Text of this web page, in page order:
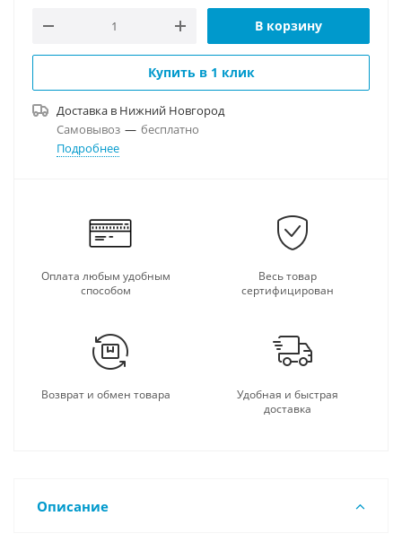
В корзину
Купить в 1 клик
Доставка в Нижний Новгород
Самовывоз — бесплатно
Подробнее
Оплата любым удобным
способом
Весь товар
сертифицирован
Возврат и обмен товара
Удобная и быстрая
доставка
Описание